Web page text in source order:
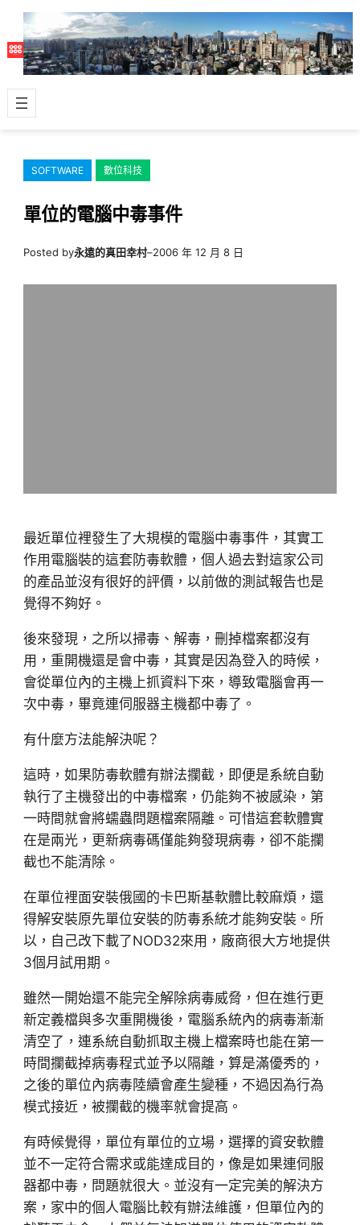
主
容
SOFTWARE 數位科技
單位的電腦中毒事件
Posted by永遠的真田幸村–2006 年 12 月 8 日
最近單位裡發生了大規模的電腦中毒事件，其實工
作用電腦裝的這套防毒軟體，個人過去對這家公司
的產品並沒有很好的評價，以前做的測試報告也是
覺得不夠好。
後來發現，之所以掃毒、解毒，刪掉檔案都沒有
用，重開機還是會中毒，其實是因為登入的時候，
會從單位內的主機上抓資料下來，導致電腦會再一
次中毒，畢竟連伺服器主機都中毒了。
有什麼方法能解決呢？
這時，如果防毒軟體有辦法攔截，即便是系統自動
執行了主機發出的中毒檔案，仍能夠不被感染，第
一時間就會將蠕蟲問題檔案隔離。可惜這套軟體實
在是兩光，更新病毒碼僅能夠發現病毒，卻不能攔
截也不能清除。
在單位裡面安裝俄國的卡巴斯基軟體比較麻煩，還
得解安裝原先單位安裝的防毒系統才能夠安裝。所
以，自己改下載了NOD32來用，廠商很大方地提供
3個月試用期。
雖然一開始還不能完全解除病毒威脅，但在進行更
新定義檔與多次重開機後，電腦系統內的病毒漸漸
清空了，連系統自動抓取主機上檔案時也能在第一
時間攔截掉病毒程式並予以隔離，算是滿優秀的，
之後的單位內病毒陸續會產生變種，不過因為行為
模式接近，被攔截的機率就會提高。
有時候覺得，單位有單位的立場，選擇的資安軟體
並不一定符合需求或能達成目的，像是如果連伺服
器都中毒，問題就很大。並沒有一定完美的解決方
案，家中的個人電腦比較有辦法維護，但單位內的